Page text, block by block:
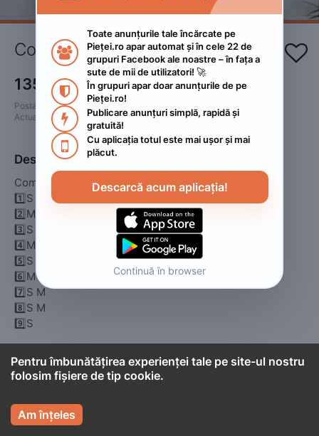
Compleu dama 
135 RON
Postat
2023. aprilie 21.
Actualizat
2023. aprilie 21.
Descriere
Compleuri
1️⃣S M L (hugo crem)
2️⃣M L
3️⃣S L L
4️⃣M M L
5️⃣S L
6️⃣M L
7️⃣S M
8️⃣S M
9️⃣S
Detalii
Stare

Toate anunțurile tale încărcate pe
Pieței.ro apar automat și în cele 22 de
grupuri Facebook ale noastre – în fața a
sute de mii de utilizatori! 🚀

În grupuri apar doar anunțurile de pe
Pieței.ro!

Publicare anunțuri simplă, rapidă și
gratuită!

Cu aplicația totul este mai ușor și mai
plăcut.
Descarcă acum aplicația!
Continuă în browser
Pentru îmbunătățirea experienței tale pe site-ul nostru
folosim fișiere de tip cookie.
Am înțeles